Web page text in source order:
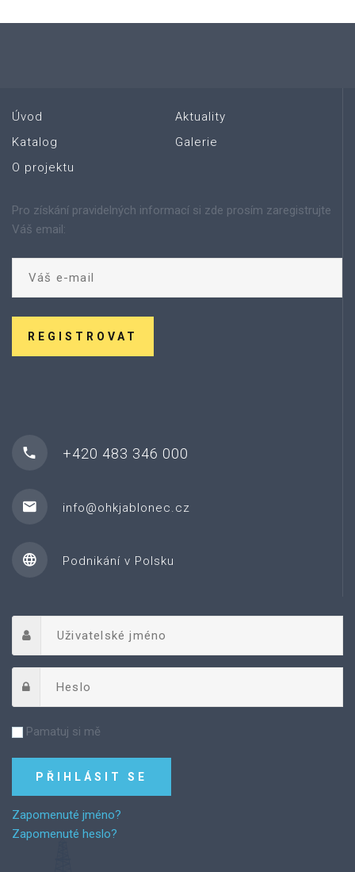
Úvod
Katalog
O projektu
Aktuality
Galerie
Pro získání pravidelných informací si zde prosím zaregistrujte
Váš email:
REGISTROVAT
+420 483 346 000
info@ohkjablonec.cz
Podnikání v Polsku
Pamatuj si mě
Zapomenuté jméno?
Zapomenuté heslo?